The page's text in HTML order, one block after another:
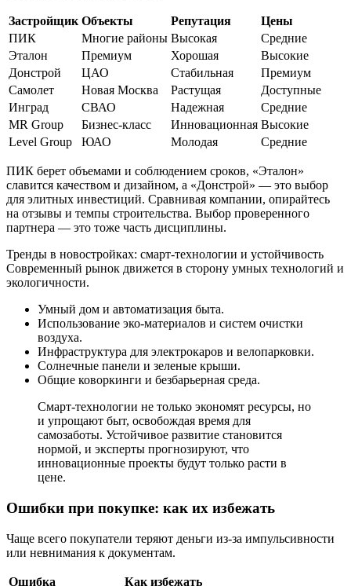
Застройщик Объекты Репутация
Цены
ПИК
Многие районы Высокая
Средние
Эталон
Премиум Хорошая
Высокие
Донстрой
ЦАО Стабильная
Премиум
Самолет
Новая Москва Растущая
Доступные
Инград
СВАО Надежная
Средние
MR Group
Бизнес-класс Инновационная Высокие
Level Group
ЮАО Молодая Средние
ПИК берет объемами и соблюдением сроков, «Эталон»
славится качеством и дизайном, а «Донстрой» — это выбор
для элитных инвестиций. Сравнивая компании, опирайтесь
на отзывы и темпы строительства. Выбор проверенного
партнера — это тоже часть дисциплины.
Тренды в новостройках: смарт-технологии и устойчивость
Современный рынок движется в сторону умных технологий и
экологичности.
Умный дом и автоматизация быта.
Использование эко-материалов и систем очистки
воздуха.
Инфраструктура для электрокаров и велопарковки.
Солнечные панели и зеленые крыши.
Общие коворкинги и безбарьерная среда.
Смарт-технологии не только экономят ресурсы, но
и упрощают быт, освобождая время для
самозаботы. Устойчивое развитие становится
нормой, и эксперты прогнозируют, что
инновационные проекты будут только расти в
цене.
Ошибки при покупке: как их избежать
Чаще всего покупатели теряют деньги из-за импульсивности
или невнимания к документам.
Ошибка Как избежать